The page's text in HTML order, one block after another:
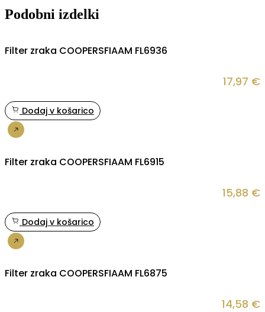
Podobni izdelki
Filter zraka COOPERSFIAAM FL6936
17,97 €
Dodaj v košarico
Filter zraka COOPERSFIAAM FL6915
15,88 €
Dodaj v košarico
Filter zraka COOPERSFIAAM FL6875
14,58 €